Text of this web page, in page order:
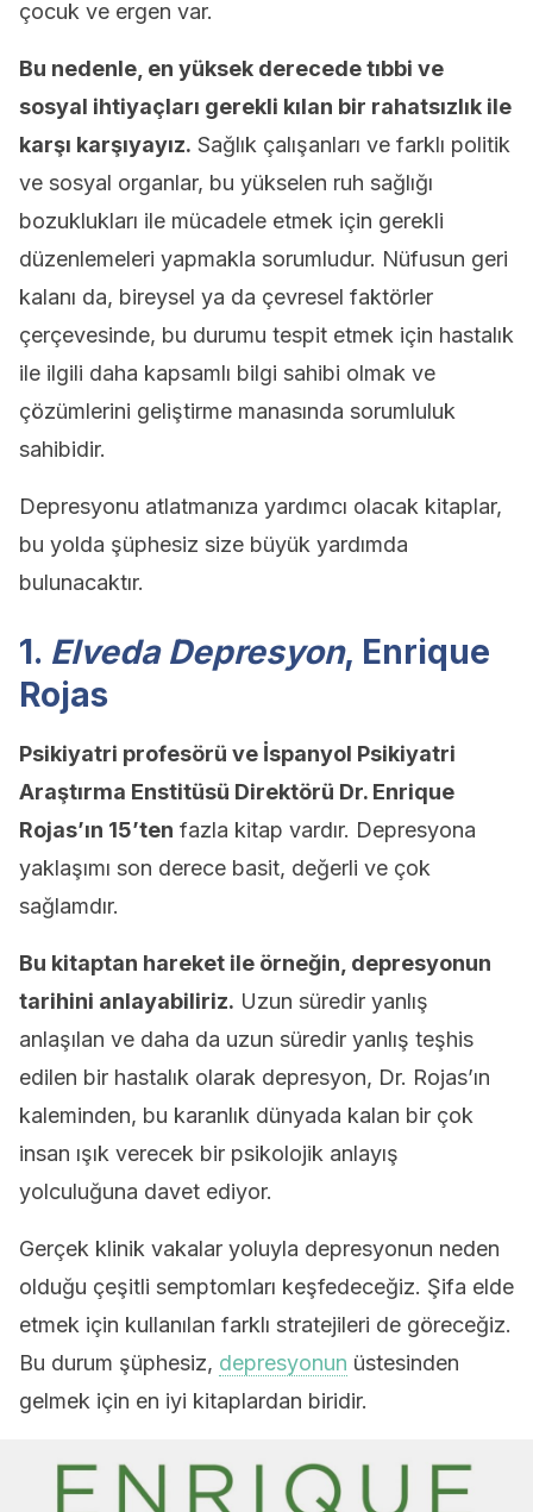
çocuk ve ergen var.
Bu nedenle, en yüksek derecede tıbbi ve
sosyal ihtiyaçları gerekli kılan bir rahatsızlık ile
karşı karşıyayız. Sağlık çalışanları ve farklı politik
ve sosyal organlar, bu yükselen ruh sağlığı
bozuklukları ile mücadele etmek için gerekli
düzenlemeleri yapmakla sorumludur. Nüfusun geri
kalanı da, bireysel ya da çevresel faktörler
çerçevesinde, bu durumu tespit etmek için hastalık
ile ilgili daha kapsamlı bilgi sahibi olmak ve
çözümlerini geliştirme manasında sorumluluk
sahibidir.
Depresyonu atlatmanıza yardımcı olacak kitaplar,
bu yolda şüphesiz size büyük yardımda
bulunacaktır.
1. Elveda Depresyon, Enrique
Rojas
Psikiyatri profesörü ve İspanyol Psikiyatri
Araştırma Enstitüsü Direktörü Dr. Enrique
Rojas’ın 15’ten fazla kitap vardır. Depresyona
yaklaşımı son derece basit, değerli ve çok
sağlamdır.
Bu kitaptan hareket ile örneğin, depresyonun
tarihini anlayabiliriz. Uzun süredir yanlış
anlaşılan ve daha da uzun süredir yanlış teşhis
edilen bir hastalık olarak depresyon, Dr. Rojas’ın
kaleminden, bu karanlık dünyada kalan bir çok
insan ışık verecek bir psikolojik anlayış
yolculuğuna davet ediyor.
Gerçek klinik vakalar yoluyla depresyonun neden
olduğu çeşitli semptomları keşfedeceğiz. Şifa elde
etmek için kullanılan farklı stratejileri de göreceğiz.
Bu durum şüphesiz, depresyonun üstesinden
gelmek için en iyi kitaplardan biridir.